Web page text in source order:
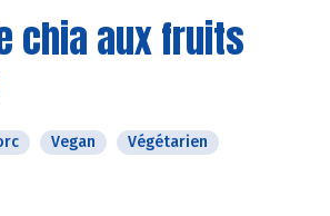
chia aux fruits
Vegan
Végétarien